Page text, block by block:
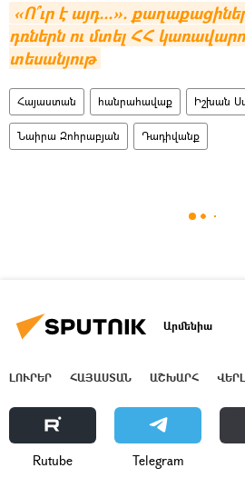
«Ո՞ւր է այդ...».
դռներն ու մտել ՀՀ
տեսանյութ
Հայաստան հանրահավաք Իշխան
Նաիրա Զոհրաբյան Դադիվանք
Արմենիա
ԼՈՒՐԵՐ ՀԱՅԱՍՏԱՆ ԱՇԽԱՐՀ
Rutube Telegram